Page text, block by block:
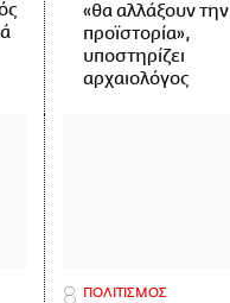
«θα αλλάξουν την
προϊστορία»,
υποστηρίζει
αρχαιολόγος
ΠΟΛΙΤΙΣΜΟΣ